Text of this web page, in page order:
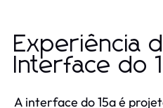
Experiência
Interface do
A interface do 15a é